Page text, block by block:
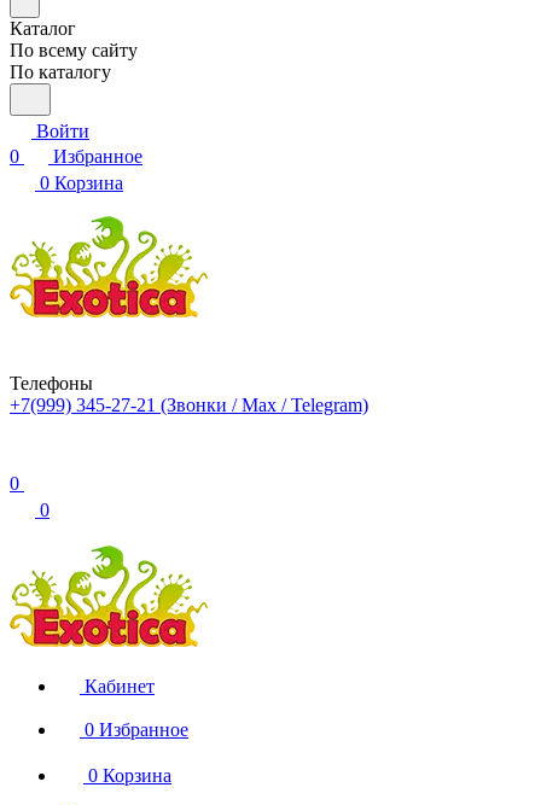
Каталог
По всему сайту
По каталогу
Войти
0
Избранное
0 Корзина
Телефоны
+7(999) 345-27-21 (Звонки / Max / Telegram)
0
0
Кабинет
0 Избранное
0 Корзина